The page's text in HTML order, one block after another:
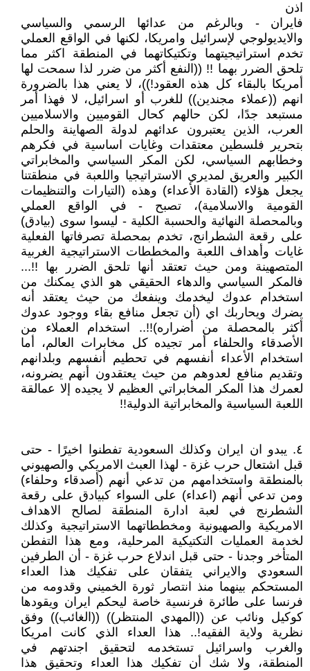
اذن
فايران - وبالرغم من عدائها الرسمي والسياسي
والايديولوجي لإسرائيل وامريكا، لكنها في الواقع العملي
تخدم استراتيجيتهما وتكتيكاتهما في المنطقة اكثر مما
تلحق الضرر بهما !! ((النفع أكثر من ضرر لذا سمحت لها
أمريكا بالبقاء كل هذه العقود!))، لا يعني هذا بالضرورة
انهم ((عملاء مجندين)) للغرب أو اسرائيل، لا فهذا أمر
مستبعد جدًا، لكن حالهم كحال القوميين والاسلاميين
العرب، الذين يعتبرون عدائهم لدولة الصهاينة والحلم
بتحرير فلسطين معتقدات وغايات اساسية في فكرهم
وخطابهم السياسي، لكن المكر السياسي والمخابراتي
الكبير والعريق لمديري الاستراتيجيا واللعبة في منطقتنا
يجعل هؤلاء (القادة الأعداء) وهذه (التيارات والتنظيمات
القومية والاسلامية)، تصبح - في الواقع العملي
وبالمحصلة النهائية والحسبة الكلية - ليسوا سوى (بيادق)
على رقعة الشطرانج، تخدم بمحصلة تصرفاتها الفعلية
غايات وأهداف اللعبة والمخططات الاستراتيجية الغربية
المتصهينة ومن حيث تعتقد أنها تلحق الضرر بها !!...
فالمكر السياسي والدهاء الحقيقي هو الذي يمكنك من
استخدام عدوك ليخدمك وينفعك من حيث يعتقد أنه
يضرك ويحاربك اي (أن تجعل منافع بقاء ووجود عدوك
أكثر بالمحصلة من أضراره)!!.. استخدام العملاء من
الأصدقاء والحلفاء أمر تجيده كل مخابرات العالم، أما
استخدام الأعداء أنفسهم في تحطيم أنفسهم وبلدانهم
وتقديم منافع لعدوهم من حيث يعتقدون أنهم يضرونه،
لعمرك هذا المكر المخابراتي العظيم لا يجيده إلا عمالقة
اللعبة السياسية والمخابراتية الدولية!!
٤. يبدو ان ايران وكذلك السعودية تفطنوا اخيرًا - حتى
قبل اشتعال حرب غزة - لهذا العبث الامريكي والصهيوني
بالمنطقة واستخدامهم من تدعي أنهم (أصدقاء وحلفاء)
ومن تدعي أنهم (اعداء) على السواء كبيادق على رقعة
الشطرنج في لعبة ادارة المنطقة لصالح الاهداف
الامريكية والصهيونية ومخططاتهما الاستراتيجية وكذلك
لخدمة العمليات التكتيكية المرحلية، ومع هذا التفطن
المتأخر وجدنا - حتى قبل اندلاع حرب غزة - أن الطرفين
السعودي والايراني يتفقان على تفكيك هذا العداء
المستحكم بينهما منذ انتصار ثورة الخميني وقدومه من
فرنسا على طائرة فرنسية خاصة ليحكم ايران ويقودها
كوكيل ونائب عن ((المهدي المنتظر)) ((الغائب)) وفق
نظرية ولاية الفقيه!.. هذا العداء الذي كانت امريكا
والغرب واسرائيل تستخدمه لتحقيق اجندتهم في
المنطقة، ولا شك أن تفكيك هذا العداء وتحقيق هذا